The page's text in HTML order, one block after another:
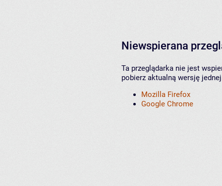
Niewspierana
Ta przeglądarka nie jest
pobierz aktualną wersję
Mozilla Firefox
Google Chrome